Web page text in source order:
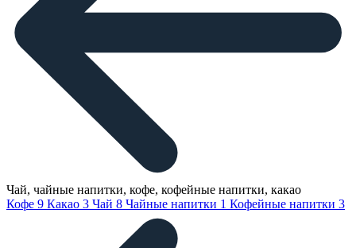
Чай, чайные напитки, кофе, кофейные напитки, какао
Кофе 9 Какао 3 Чай 8 Чайные напитки 1 Кофейные напитки 3